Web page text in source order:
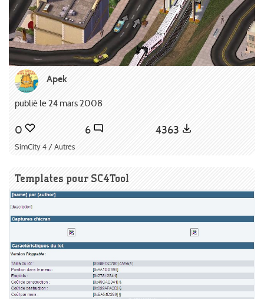
Apek
publié le 24 mars 2008
0 6 4363
SimCity 4 / Autres
Templates pour SC4Tool